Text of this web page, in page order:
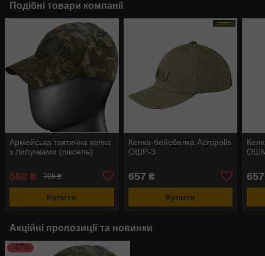
Подібні товари компанії
Армейська тактична кепка
з липучками (піксель)
588 ₴ 708 ₴
Купити
Кепка-бейсболка Acropolis
ОШР-3
657 ₴
Купити
657
Акційні пропозиції та новинки
–17%